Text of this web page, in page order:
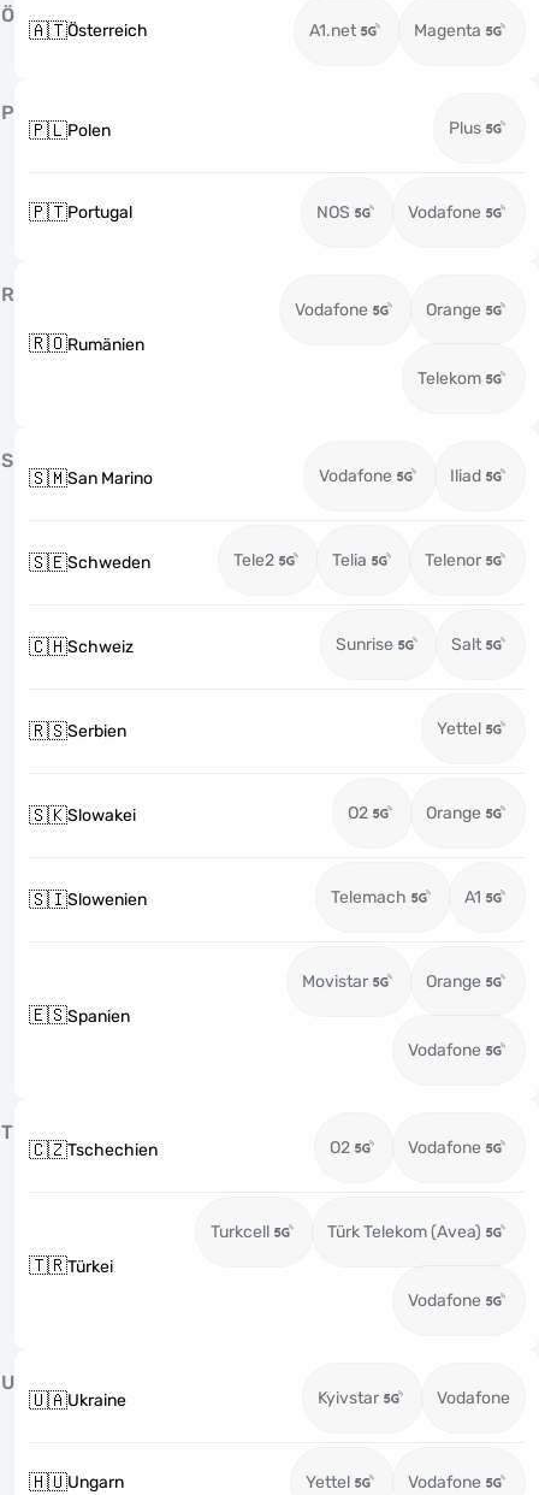
Ö
🇦🇹Österreich A1.net Magenta
P
🇵🇱Polen Plus
🇵🇹Portugal NOS Vodafone
R
🇷🇴Rumänien
Vodafone Orange
Telekom
S
🇸🇲San Marino Vodafone Iliad
🇸🇪Schweden Tele2 Telia Telenor
🇨🇭Schweiz Sunrise Salt
🇷🇸Serbien Yettel
🇸🇰Slowakei O2 Orange
🇸🇮Slowenien Telemach A1
🇪🇸Spanien
Movistar Orange
Vodafone
T
🇨🇿Tschechien O2 Vodafone
🇹🇷Türkei
Turkcell Türk Telekom (Avea)
Vodafone
U
🇺🇦Ukraine Kyivstar Vodafone
🇭🇺Ungarn Yettel Vodafone